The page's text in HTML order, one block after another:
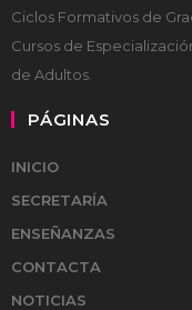
Ciclos Formativos de
Cursos de
de Adultos.
PÁGINAS
INICIO
SECRETARÍA
ENSEÑANZAS
CONTACTA
NOTICIAS